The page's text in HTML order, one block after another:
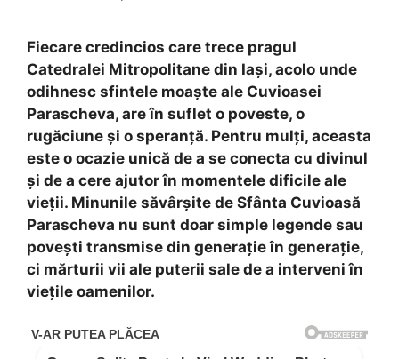
Fiecare credincios care trece pragul
Catedralei Mitropolitane din Iași, acolo unde
odihnesc sfintele moaște ale Cuvioasei
Parascheva, are în suflet o poveste, o
rugăciune și o speranță. Pentru mulți, aceasta
este o ocazie unică de a se conecta cu divinul
și de a cere ajutor în momentele dificile ale
vieții. Minunile săvârșite de Sfânta Cuvioasă
Parascheva nu sunt doar simple legende sau
povești transmise din generație în generație,
ci mărturii vii ale puterii sale de a interveni în
viețile oamenilor.